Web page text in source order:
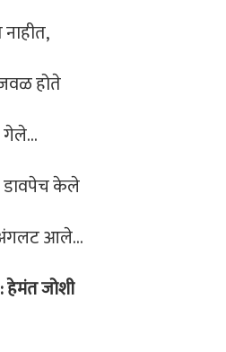
होते
गेले…
केले
आले…
हेमंत जोशी